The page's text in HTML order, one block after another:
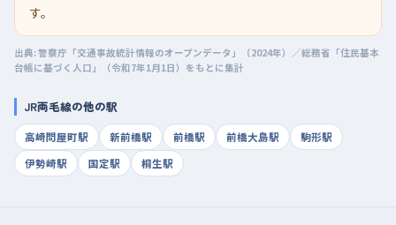
す。
出典: 警察庁「交通事故統計情報のオープンデータ」（2024年）／総務省「住民基本
台帳に基づく人口」（令和7年1月1日）をもとに集計
JR両毛線の他の駅
高崎問屋町駅 新前橋駅 前橋駅 前橋大島駅
駒形駅
伊勢崎駅
国定駅 桐生駅